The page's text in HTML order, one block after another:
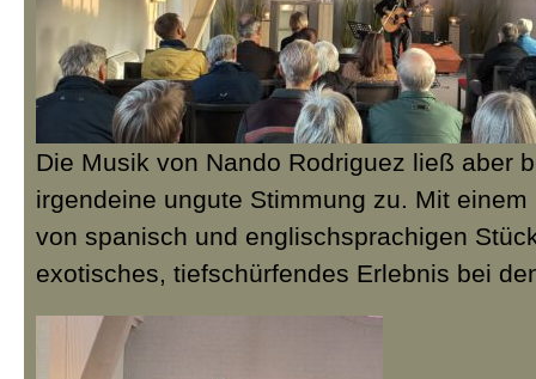
Die Musik von Nando Rodriguez ließ aber
irgendeine ungute Stimmung zu. Mit
von spanisch und englischsprachigen
exotisches, tiefschürfendes Erlebnis bei